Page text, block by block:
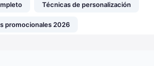
Técnicas de personalización
promocionales 2026